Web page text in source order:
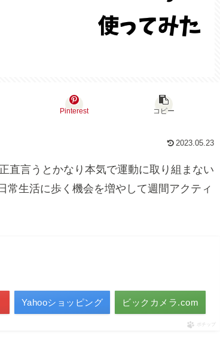
Pinterest コピー
2023.05.23
直言うとかなり本気で運動に取り組まない
常生活に歩く機会を増やして週間アクティ
Yahooショッピング ビックカメラ.com
ポチップ